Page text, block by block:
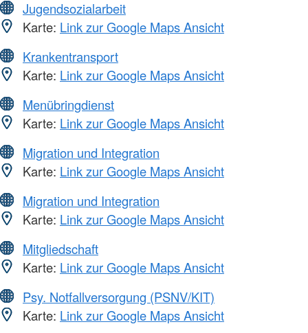
Jugendsozialarbeit
Karte: Link zur Google Maps Ansicht
Krankentransport
Karte: Link zur Google Maps Ansicht
Menübringdienst
Karte: Link zur Google Maps Ansicht
Migration und Integration
Karte: Link zur Google Maps Ansicht
Migration und Integration
Karte: Link zur Google Maps Ansicht
Mitgliedschaft
Karte: Link zur Google Maps Ansicht
Psy. Notfallversorgung (PSNV/KIT)
Karte: Link zur Google Maps Ansicht